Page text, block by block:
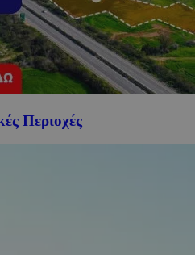
Περιοχές